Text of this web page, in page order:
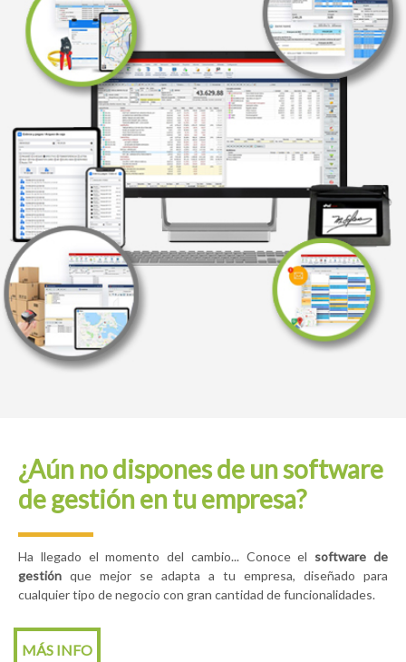
¿Aún no dispones de un software
de gestión en tu empresa?
Ha llegado el momento del cambio... Conoce el software de
gestión que mejor se adapta a tu empresa, diseñado para
cualquier tipo de negocio con gran cantidad de funcionalidades.
MÁS INFO